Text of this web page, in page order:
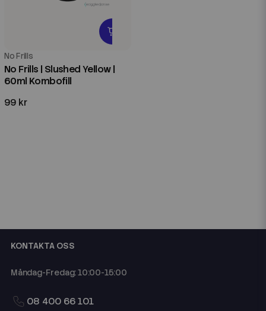
No Frills
No Frills | Slushed Yellow |
60ml Kombofill
99 kr
KONTAKTA OSS
Måndag-Fredag: 10:00-15:00
08 400 66 101